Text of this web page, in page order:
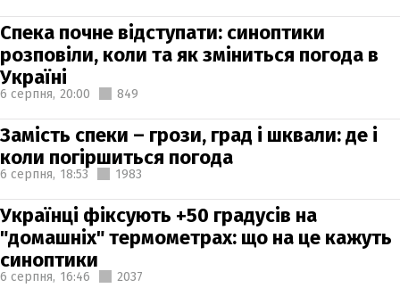
Спека почне відступати: синоптики
розповіли, коли та як зміниться погода в
Україні
6 серпня, 20:00 849
Замість спеки – грози, град і шквали: де і
коли погіршиться погода
6 серпня, 18:53 1983
Українці фіксують +50 градусів на
"домашніх" термометрах: що на це кажуть
синоптики
6 серпня, 16:46 2037